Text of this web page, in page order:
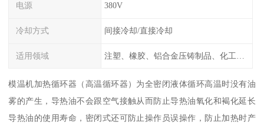
电源 380V
冷却方式 间接冷却/直接冷却
适用领域
模温机加热循环器（高温循环器）为全密闭液体循环高温时没有油
雾的产生，导热油不会跟空气接触从而防止导热油氧化和褐化延长
导热油的使用寿命，密闭式还可防止操作员误操作，防止加热时产